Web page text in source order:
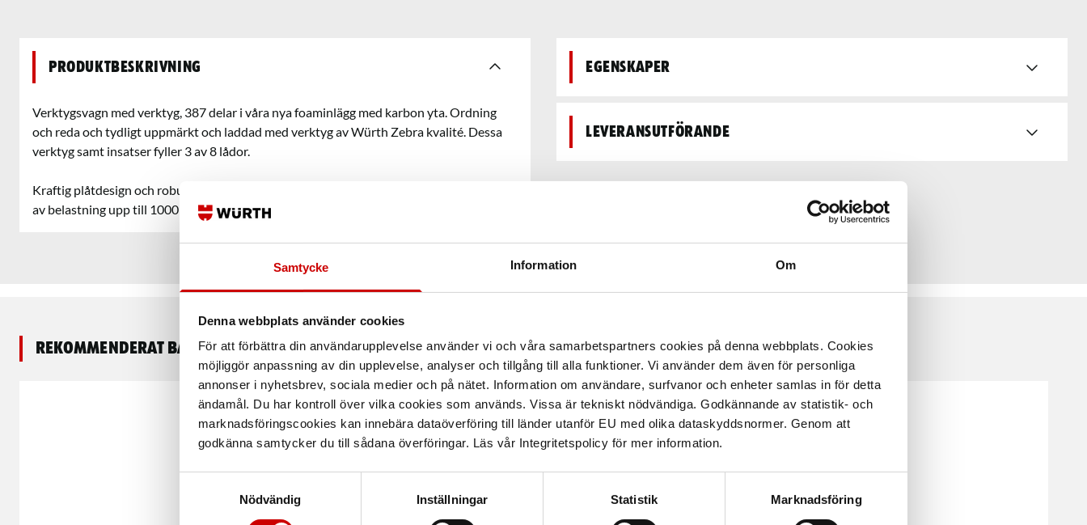
Samtycke Information Om
Denna webbplats använder cookies
För att förbättra din användarupplevelse använder vi och våra samarbetspartners cookies på denna webbplats. Cookies
möjliggör anpassning av din upplevelse, analyser och tillgång till alla funktioner. Vi använder dem även för personliga
annonser i nyhetsbrev, sociala medier och på nätet. Information om användare, surfvanor och enheter samlas in för detta
ändamål. Du har kontroll över vilka cookies som används. Vissa är tekniskt nödvändiga. Godkännande av statistik- och
marknadsföringscookies kan innebära dataöverföring till länder utanför EU med olika dataskyddsnormer. Genom att
godkänna samtycker du till sådana överföringar. Läs vår Integritetspolicy för mer information.
Nödvändig
Inställningar Statistik Marknadsföring
Produktbeskrivning
Verktygsvagn med verktyg, 387 delar i våra nya foaminlägg med karbon yta. Ordning
och reda och tydligt uppmärkt och laddad med verktyg av Würth Zebra kvalité. Dessa
verktyg samt insatser fyller 3 av 8 lådor.
Kraftig plåtdesign och robust träskiva som fungerar som en mobil arbetsstation, klarar
av belastning upp till 1000 kg.
Egenskaper
Leveransutförande
Rekommenderat baserat på vald produkt